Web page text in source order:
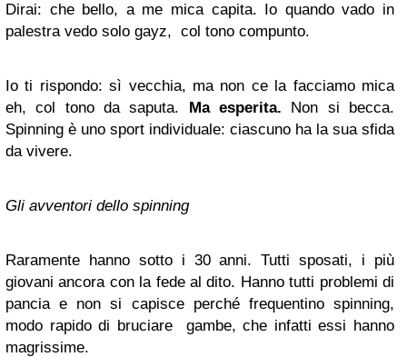
Dirai: che bello, a me mica capita. Io quando vado in
palestra vedo solo gayz, col tono compunto.
Io ti rispondo: sì vecchia, ma non ce la facciamo mica
eh, col tono da saputa. Ma esperita. Non si becca.
Spinning è uno sport individuale: ciascuno ha la sua sfida
da vivere.
Gli avventori dello spinning
Raramente hanno sotto i 30 anni. Tutti sposati, i più
giovani ancora con la fede al dito. Hanno tutti problemi di
pancia e non si capisce perché frequentino spinning,
modo rapido di bruciare gambe, che infatti essi hanno
magrissime.